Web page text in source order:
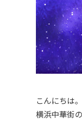
こんにちは。
横浜中華街